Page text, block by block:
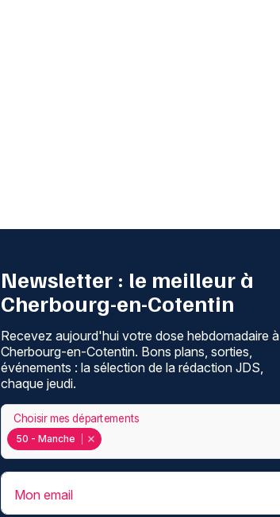
Newsletter : le meilleur à
Cherbourg-en-Cotentin
Recevez aujourd'hui votre dose hebdomadaire à
Cherbourg-en-Cotentin. Bons plans, sorties,
événements : la sélection de la rédaction JDS,
chaque jeudi.
50 - Manche
Choisir mes départements
Mon email